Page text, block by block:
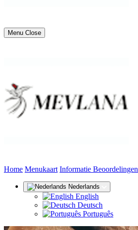
Menu Close
Home Menukaart Informatie (huidige)
Beoordelingen
Nederlands
English
Deutsch
Português